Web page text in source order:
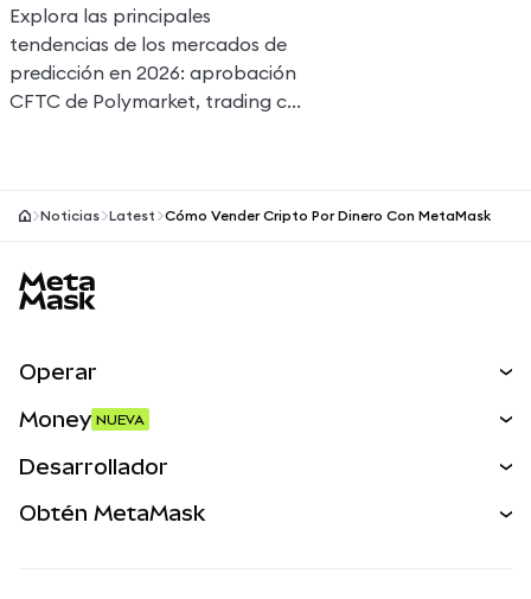
redefinen el pronóstico, el
trading y la regulación
Explora las principales
tendencias de los mercados de
predicción en 2026: aprobación
CFTC de Polymarket, trading con
Noticias Latest Cómo Vender Cripto Por Dinero Con MetaMask
Operar
Activos del mundo real
Money NUEVA
Desarrollador
Obtén MetaMask